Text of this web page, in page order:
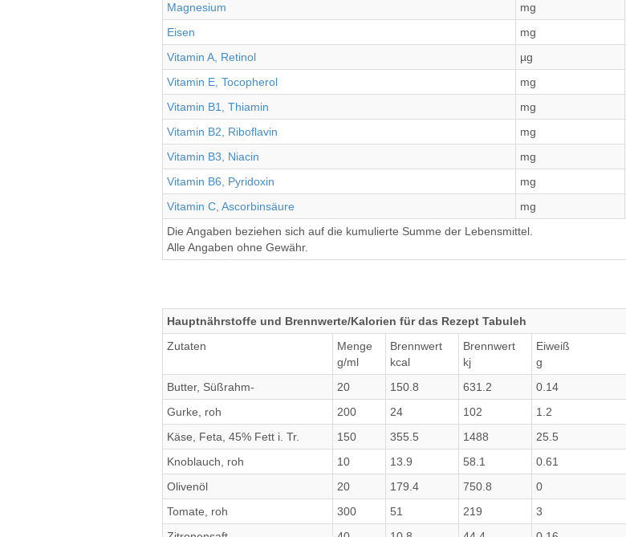
Magnesium
mg
Eisen
mg
Vitamin A, Retinol
µg
Vitamin E, Tocopherol
mg
Vitamin B1, Thiamin
mg
Vitamin B2, Riboflavin
mg
Vitamin B3, Niacin
mg
Vitamin B6, Pyridoxin
mg
Vitamin C, Ascorbinsäure
mg
Die Angaben beziehen sich auf die kumulierte Summe der Lebensmittel.
Alle Angaben ohne Gewähr.
Hauptnährstoffe und Brennwerte/Kalorien für das Rezept Tabuleh
Zutaten
Menge
g/ml
Brennwert
kcal
Brennwert
kj
Eiweiß
g
Butter, Süßrahm-
20 150.8 631.2 0.14
Gurke, roh
200 24 102 1.2
Käse, Feta, 45% Fett i. Tr.
150 355.5 1488 25.5
Knoblauch, roh
10 13.9 58.1 0.61
Olivenöl
20 179.4 750.8 0
Tomate, roh
300 51 219 3